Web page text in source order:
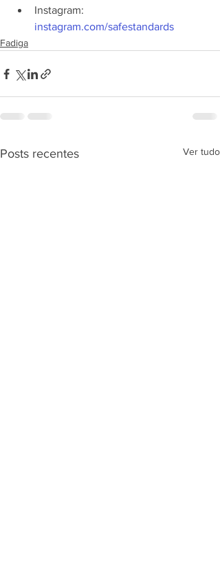
Instagram:
instagram.com/safestandards
Fadiga
Posts recentes Ver tudo